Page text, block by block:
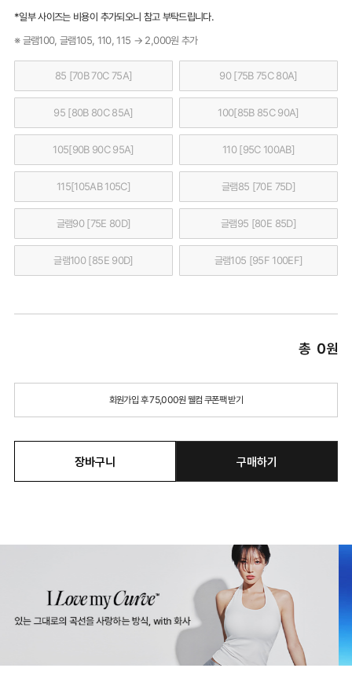
*일부 사이즈는 비용이 추가되오니 참고 부탁드립니다.
※ 글램100, 글램105, 110, 115 → 2,000원 추가
85 [70B 70C 75A] 90 [75B 75C 80A]
95 [80B 80C 85A] 100[85B 85C 90A]
105[90B 90C 95A] 110 [95C 100AB]
115[105AB 105C] 글램85 [70E 75D]
글램90 [75E 80D] 글램95 [80E 85D]
글램100 [85E 90D] 글램105 [95F 100EF]
총 0원
회원가입 후 75,000원 웰컴 쿠폰팩 받기
장바구니 구매하기